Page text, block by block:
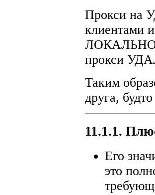
Прокси на
клиентами
ЛОКАЛЬНОМ
прокси
Таким
друга,
11.1.1.
Его
это